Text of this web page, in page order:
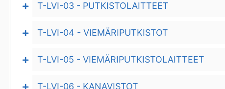
T-LVI-03 - PUTKISTOLAITTEET
T-LVI-04 - VIEMÄRIPUTKISTOT
T-LVI-05 - VIEMÄRIPUTKISTOLAITTEET
T-LVI-06 - KANAVISTOT